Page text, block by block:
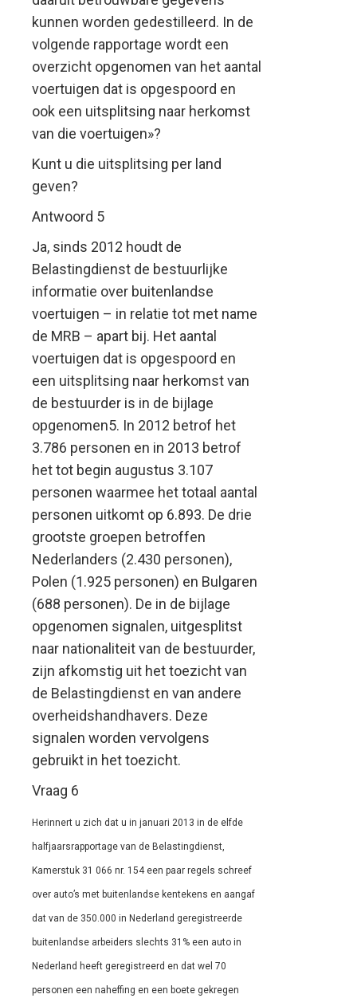
kunnen worden gedestilleerd. In de
volgende rapportage wordt een
overzicht opgenomen van het aantal
voertuigen dat is opgespoord en
ook een uitsplitsing naar herkomst
van die voertuigen»?
Kunt u die uitsplitsing per land
geven?
Antwoord 5
Ja, sinds 2012 houdt de
Belastingdienst de bestuurlijke
informatie over buitenlandse
voertuigen – in relatie tot met name
de MRB – apart bij. Het aantal
voertuigen dat is opgespoord en
een uitsplitsing naar herkomst van
de bestuurder is in de bijlage
opgenomen5. In 2012 betrof het
3.786 personen en in 2013 betrof
het tot begin augustus 3.107
personen waarmee het totaal aantal
personen uitkomt op 6.893. De drie
grootste groepen betroffen
Nederlanders (2.430 personen),
Polen (1.925 personen) en Bulgaren
(688 personen). De in de bijlage
opgenomen signalen, uitgesplitst
naar nationaliteit van de bestuurder,
zijn afkomstig uit het toezicht van
de Belastingdienst en van andere
overheidshandhavers. Deze
signalen worden vervolgens
gebruikt in het toezicht.
Vraag 6
Herinnert u zich dat u in januari 2013 in de elfde
halfjaarsrapportage van de Belastingdienst,
Kamerstuk 31 066 nr. 154 een paar regels schreef
over auto’s met buitenlandse kentekens en aangaf
dat van de 350.000 in Nederland geregistreerde
buitenlandse arbeiders slechts 31% een auto in
Nederland heeft geregistreerd en dat wel 70
personen een naheffing en een boete gekregen